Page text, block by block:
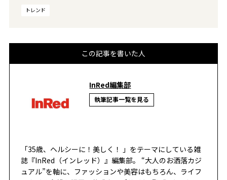
トレンド
この記事を書いた人
InRed編集部
執筆記事一覧を見る
「35歳、ヘルシーに！美しく！ 」をテーマにしている雑
誌『InRed（インレッド）』編集部。 “大人のお洒落カジ
ュアル”を軸に、ファッションや美容はもちろん、ライフ